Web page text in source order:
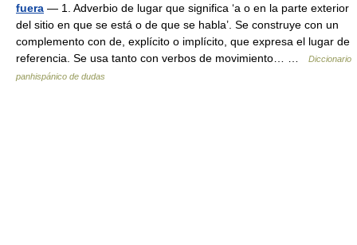
fuera — 1. Adverbio de lugar que significa ‘a o en la parte exterior
del sitio en que se está o de que se habla’. Se construye con un
complemento con de, explícito o implícito, que expresa el lugar de
referencia. Se usa tanto con verbos de movimiento… …
Diccionario
panhispánico de dudas